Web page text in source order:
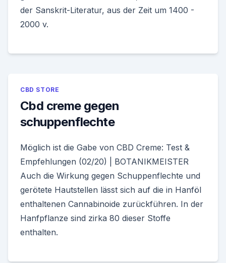
der Sanskrit-Literatur, aus der Zeit um 1400 -
2000 v.
CBD STORE
Cbd creme gegen
schuppenflechte
Möglich ist die Gabe von CBD Creme: Test &
Empfehlungen (02/20) | BOTANIKMEISTER
Auch die Wirkung gegen Schuppenflechte und
gerötete Hautstellen lässt sich auf die in Hanföl
enthaltenen Cannabinoide zurückführen. In der
Hanfpflanze sind zirka 80 dieser Stoffe
enthalten.